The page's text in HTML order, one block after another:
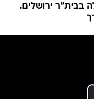
בבית"ר ירושלים.